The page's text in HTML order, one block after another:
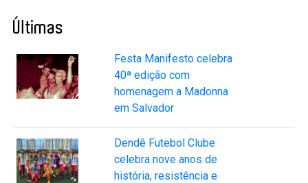
Últimas
Festa Manifesto celebra
40ª edição com
homenagem a Madonna
em Salvador
Dendê Futebol Clube
celebra nove anos de
história, resistência e